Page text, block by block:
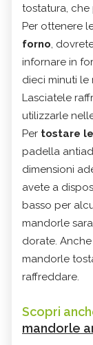
tostatura, che
Per ottenere
forno,
infornare in
dieci minuti
Lasciatele
utilizzarle
Per tostare
padella
dimensioni
avete a
basso per
mandorle
dorate.
mandorle
raffreddare.
Scopri
mandorle